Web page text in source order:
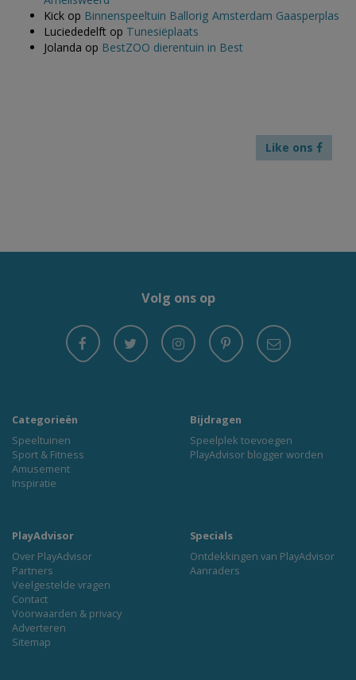
Kick op Binnenspeeltuin Ballorig Amsterdam Gaasperplas
Luciededelft op Tunesiëplaats
Jolanda op BestZOO dierentuin in Best
Like ons
Volg ons op
Categorieën
Speeltuinen
Sport & Fitness
Amusement
Inspiratie
Bijdragen
Speelplek toevoegen
PlayAdvisor blogger worden
PlayAdvisor
Over PlayAdvisor
Partners
Veelgestelde vragen
Contact
Voorwaarden & privacy
Adverteren
Sitemap
Specials
Ontdekkingen van PlayAdvisor
Aanraders